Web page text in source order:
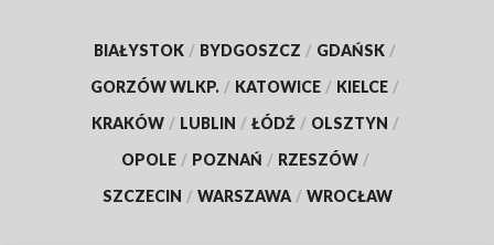
BIAŁYSTOK / BYDGOSZCZ / GDAŃSK /
GORZÓW WLKP. / KATOWICE / KIELCE /
KRAKÓW / LUBLIN / ŁÓDŹ / OLSZTYN /
OPOLE / POZNAŃ / RZESZÓW /
SZCZECIN / WARSZAWA / WROCŁAW